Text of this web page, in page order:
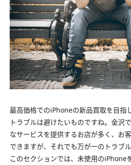
最高価格でのiPhoneの新品買取を目指
トラブルは避けたいものですね。金沢
なサービスを提供するお店が多く、お
できますが、それでも万が一のトラブ
このセクションでは、未使用のiPhone